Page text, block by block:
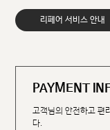
리페어 서비스 안내
PAYMENT
고객님의 안전하고 편
다.